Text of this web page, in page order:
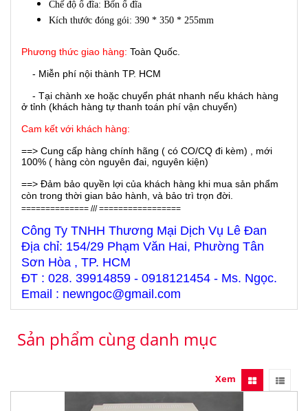
Chế độ ổ đĩa: Bốn ổ đĩa
Kích thước đóng gói: 390 * 350 * 255mm
Phương thức giao hàng: Toàn Quốc.
- Miễn phí nội thành TP. HCM
- Tại chành xe hoặc chuyển phát nhanh nếu khách hàng
ở tỉnh (khách hàng tự thanh toán phí vận chuyển)
Cam kết với khách hàng:
==> Cung cấp hàng chính hãng ( có CO/CQ đi kèm) , mới
100% ( hàng còn nguyên đai, nguyên kiện)
==> Đảm bảo quyền lợi của khách hàng khi mua sản phẩm
còn trong thời gian bảo hành, và bảo trì trọn đời.
============== /// =================
Công Ty TNHH Thương Mại Dịch Vụ Lê Đan
Địa chỉ: 154/29 Phạm Văn Hai, Phường Tân
Sơn Hòa , TP. HCM
ĐT : 028. 39914859 - 0918121454 - Ms. Ngọc.
Email : newngoc@gmail.com
Sản phẩm cùng danh mục
Xem